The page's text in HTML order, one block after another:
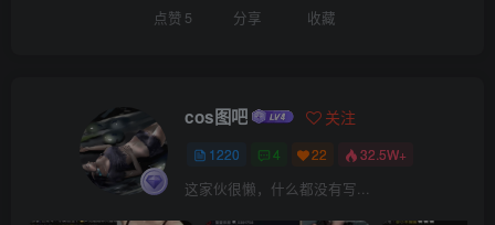
点赞 5 分享 收藏
cos图吧 关注
1220 4 22 32.5W+
这家伙很懒，什么都没有写...